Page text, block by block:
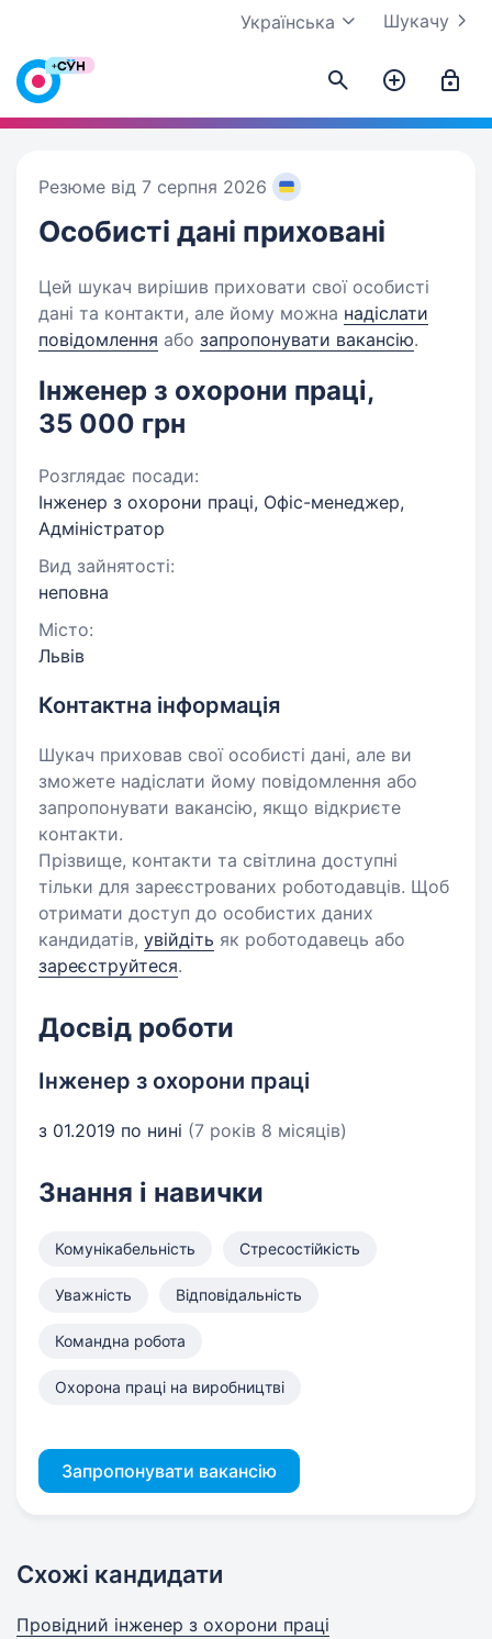
Шукачу
Українська
Резюме від 7 серпня 2026
Особисті дані приховані
Цей шукач вирішив приховати свої особисті
дані та контакти, але йому можна надіслати
повідомлення або запропонувати вакансію.
Інженер з охорони праці,
35 000 грн
Розглядає посади:
Інженер з охорони праці, Офіс-менеджер,
Адміністратор
Вид зайнятості:
неповна
Місто:
Львів
Контактна інформація
Шукач приховав свої особисті дані, але ви
зможете надіслати йому повідомлення або
запропонувати вакансію, якщо відкриєте
контакти.
Прізвище, контакти та світлина доступні
тільки для зареєстрованих роботодавців. Щоб
отримати доступ до особистих даних
кандидатів, увійдіть як роботодавець або
зареєструйтеся.
Досвід роботи
Інженер з охорони праці
з 01.2019 по нині (7 років 8 місяців)
Знання і навички
Комунікабельність Стресостійкість
Уважність Відповідальність
Командна робота
Охорона праці на виробництві
Запропонувати вакансію
Схожі кандидати
Провідний інженер з охорони праці